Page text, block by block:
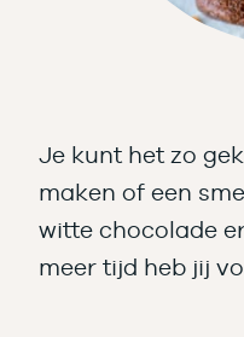
Je kunt het zo
maken of een
witte chocolade
meer tijd heb jij